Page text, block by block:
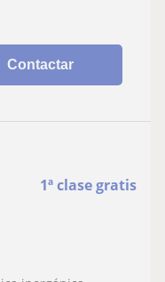
Contactar
1ª clase gratis